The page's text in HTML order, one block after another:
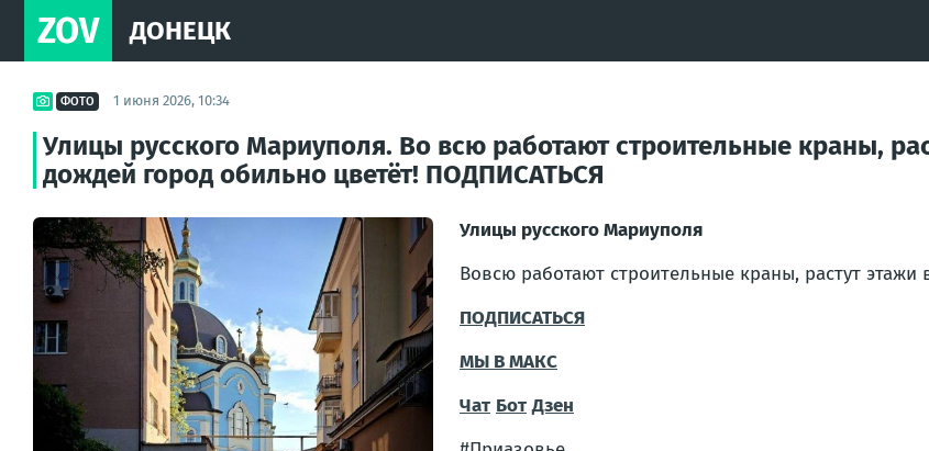
ZOV ДОНЕЦК
ФОТО 1 июня 2026, 10:34
Улицы русского Мариуполя. Во всю работают строительные краны,
дождей город обильно цветёт! ПОДПИСАТЬСЯ
Улицы русского Мариуполя
Вовсю работают строительные краны, растут
ПОДПИСАТЬСЯ
МЫ В MAКС
Чат Бот Дзен